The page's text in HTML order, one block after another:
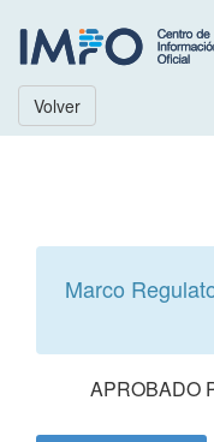
Volver
Marco
APROBADO